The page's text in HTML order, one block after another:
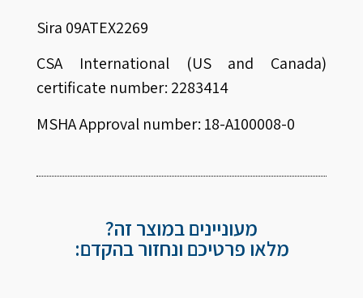
Sira 09ATEX2269
CSA International (US and Canada)
certificate number: 2283414
MSHA Approval number: 18-A100008-0
מעוניינים במוצר זה?
מלאו פרטיכם ונחזור בהקדם: